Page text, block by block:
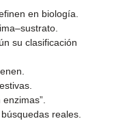
en biología.
su clasificación
reales.